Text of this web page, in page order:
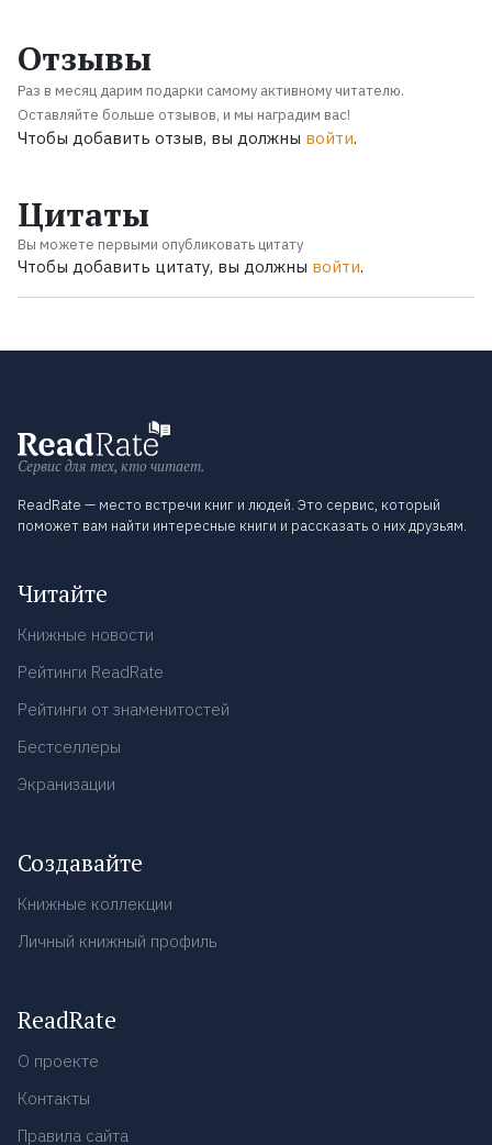
Отзывы
Раз в месяц дарим подарки самому активному читателю.
Оставляйте больше отзывов, и мы наградим вас!
Чтобы добавить отзыв, вы должны войти.
Цитаты
Вы можете первыми опубликовать цитату
Чтобы добавить цитату, вы должны войти.
Сервис для тех, кто читает.
ReadRate — место встречи книг и людей. Это сервис, который
поможет вам найти интересные книги и рассказать о них друзьям.
Читайте
Книжные новости
Рейтинги ReadRate
Рейтинги от знаменитостей
Бестселлеры
Экранизации
Создавайте
Книжные коллекции
Личный книжный профиль
ReadRate
О проекте
Контакты
Правила сайта